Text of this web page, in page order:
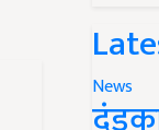
News